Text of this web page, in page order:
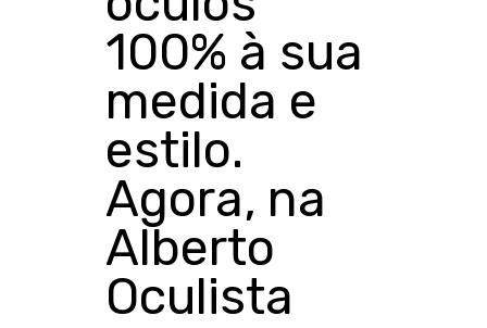
100% à sua
medida e
estilo.
Agora, na
Alberto
Oculista